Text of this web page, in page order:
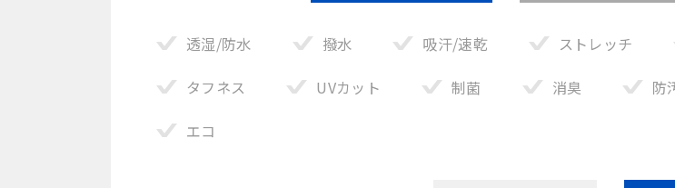
透湿/防水 撥水 吸汗/速乾 ストレッチ
タフネス
UVカット 制菌 消臭 防
エコ